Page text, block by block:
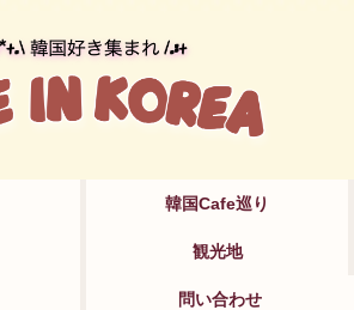
韓国Cafe巡り
観光地
問い合わせ